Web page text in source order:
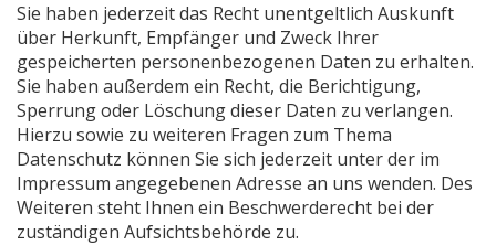
Sie haben jederzeit das Recht unentgeltlich Auskunft
über Herkunft, Empfänger und Zweck Ihrer
gespeicherten personenbezogenen Daten zu erhalten.
Sie haben außerdem ein Recht, die Berichtigung,
Sperrung oder Löschung dieser Daten zu verlangen.
Hierzu sowie zu weiteren Fragen zum Thema
Datenschutz können Sie sich jederzeit unter der im
Impressum angegebenen Adresse an uns wenden. Des
Weiteren steht Ihnen ein Beschwerderecht bei der
zuständigen Aufsichtsbehörde zu.